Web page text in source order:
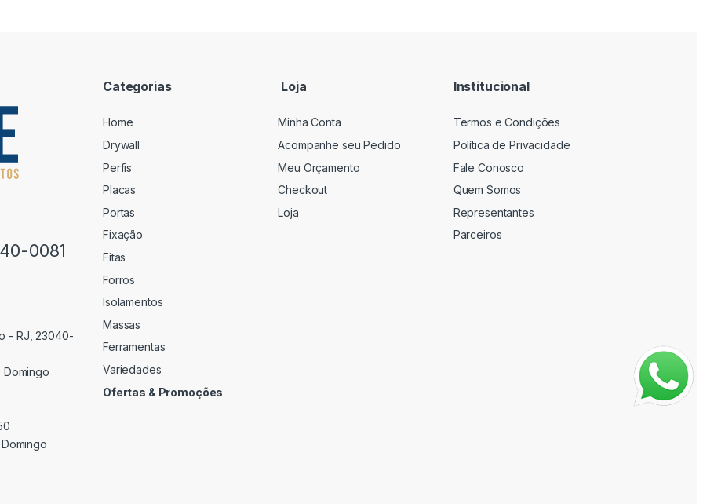
0081
- RJ, 23040-
Domingo
Categorias
Home
Drywall
Perfis
Placas
Portas
Fixação
Fitas
Forros
Isolamentos
Massas
Ferramentas
Variedades
Ofertas & Promoções
Loja
Minha Conta
Acompanhe seu Pedido
Meu Orçamento
Checkout
Loja
Institucional
Termos e Condições
Política de Privacidade
Fale Conosco
Quem Somos
Representantes
Parceiros